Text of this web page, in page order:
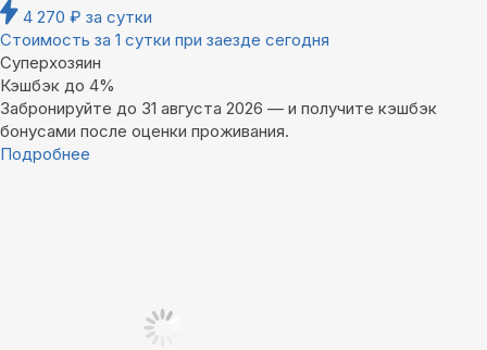
4 270 ₽ за сутки
Стоимость за 1 сутки при заезде сегодня
Суперхозяин
Кэшбэк до 4%
Забронируйте до 31 августа 2026 — и получите кэшбэк
бонусами после оценки проживания.
Подробнее